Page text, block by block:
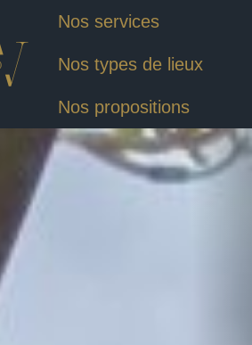
Nos services
Nos types de lieux
Nos propositions